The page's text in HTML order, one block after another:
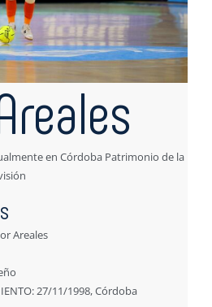
en Córdoba Patrimonio de la
Areales
27/11/1998, Córdoba